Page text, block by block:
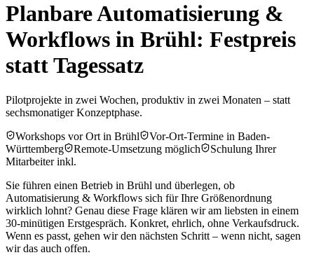
Planbare Automatisierung &
Workflows in Brühl: Festpreis
statt Tagessatz
Pilotprojekte in zwei Wochen, produktiv in zwei Monaten – statt
sechsmonatiger Konzeptphase.
Workshops vor Ort in Brühl
Vor-Ort-Termine in Baden-
Württemberg
Remote-Umsetzung möglich
Schulung Ihrer
Mitarbeiter inkl.
Sie führen einen Betrieb in Brühl und überlegen, ob
Automatisierung & Workflows sich für Ihre Größenordnung
wirklich lohnt? Genau diese Frage klären wir am liebsten in einem
30-minütigen Erstgespräch. Konkret, ehrlich, ohne Verkaufsdruck.
Wenn es passt, gehen wir den nächsten Schritt – wenn nicht, sagen
wir das auch offen.